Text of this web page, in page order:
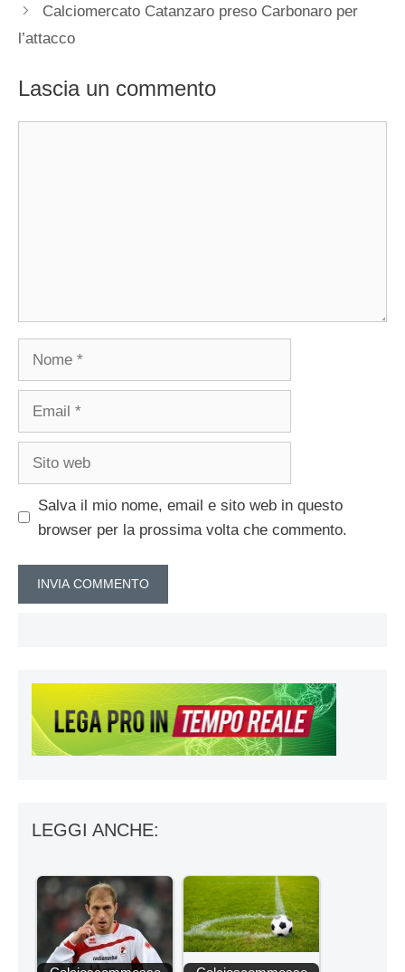
Calciomercato Catanzaro preso Carbonaro per
l’attacco
Lascia un commento
Salva il mio nome, email e sito web in questo
browser per la prossima volta che commento.
LEGGI ANCHE: